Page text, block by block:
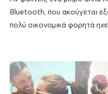
Bluetooth, που ακούγεται
πολύ οικονομικά φορητά